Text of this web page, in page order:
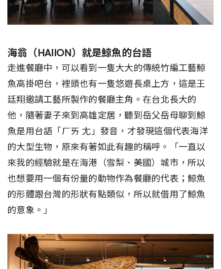
海翁（HAIION）就是鯨魚的台語
走進餐廳中，可以看到一隻大大的傳統竹編工藝鯨
魚高掛吧台，裡頭也有一隻悠遊長桌上方，這是王
廷翔邀請工藝所製作的餐廳主角。在台北長大的
他，隨著妻子來到高雄定居，聽到岳父岳母聊到鯨
魚是用台語「ㄏㄞ 尢」發音，才發現這個代表海洋
的大型生物，原來有著如此有趣的稱呼。「一直以
來我的經驗就是在海港（雪梨、美國）城市，所以
也想要用一個有份量的動物作為餐廳的代表；鯨魚
的形體跟台灣的形狀有點類似，所以就借用了鯨魚
的意象。」